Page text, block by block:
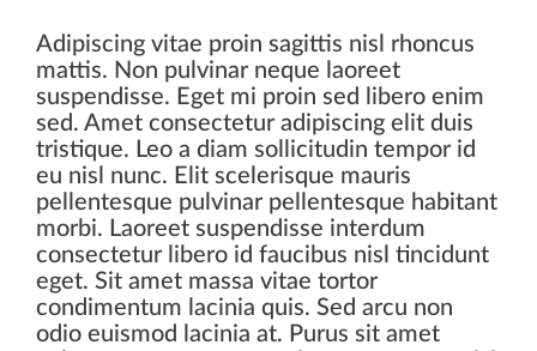
Adipiscing vitae proin sagittis nisl rhoncus
mattis. Non pulvinar neque laoreet
suspendisse. Eget mi proin sed libero enim
sed. Amet consectetur adipiscing elit duis
tristique. Leo a diam sollicitudin tempor id
eu nisl nunc. Elit scelerisque mauris
pellentesque pulvinar pellentesque habitant
morbi. Laoreet suspendisse interdum
consectetur libero id faucibus nisl tincidunt
eget. Sit amet massa vitae tortor
condimentum lacinia quis. Sed arcu non
odio euismod lacinia at. Purus sit amet